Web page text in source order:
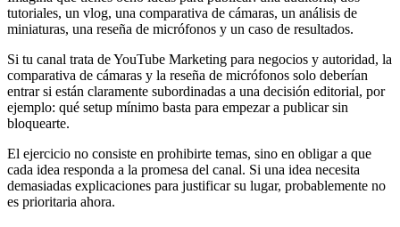
tutoriales, un vlog, una comparativa de cámaras, un análisis de
miniaturas, una reseña de micrófonos y un caso de resultados.
Si tu canal trata de YouTube Marketing para negocios y autoridad, la
comparativa de cámaras y la reseña de micrófonos solo deberían
entrar si están claramente subordinadas a una decisión editorial, por
ejemplo: qué setup mínimo basta para empezar a publicar sin
bloquearte.
El ejercicio no consiste en prohibirte temas, sino en obligar a que
cada idea responda a la promesa del canal. Si una idea necesita
demasiadas explicaciones para justificar su lugar, probablemente no
es prioritaria ahora.